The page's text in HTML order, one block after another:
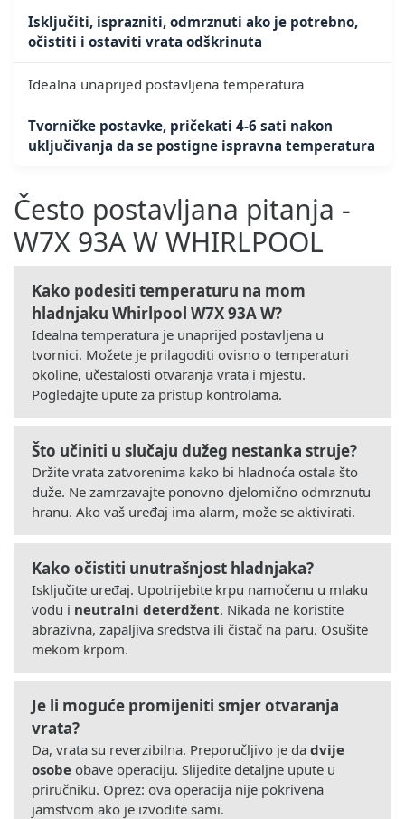
Isključiti, isprazniti, odmrznuti ako je potrebno,
očistiti i ostaviti vrata odškrinuta
Idealna unaprijed postavljena temperatura
Tvorničke postavke, pričekati 4-6 sati nakon
uključivanja da se postigne ispravna temperatura
Često postavljana pitanja -
W7X 93A W WHIRLPOOL
Kako podesiti temperaturu na mom
hladnjaku Whirlpool W7X 93A W?
Idealna temperatura je unaprijed postavljena u
tvornici. Možete je prilagoditi ovisno o temperaturi
okoline, učestalosti otvaranja vrata i mjestu.
Pogledajte upute za pristup kontrolama.
Što učiniti u slučaju dužeg nestanka struje?
Držite vrata zatvorenima kako bi hladnoća ostala što
duže. Ne zamrzavajte ponovno djelomično odmrznutu
hranu. Ako vaš uređaj ima alarm, može se aktivirati.
Kako očistiti unutrašnjost hladnjaka?
Isključite uređaj. Upotrijebite krpu namočenu u mlaku
vodu i neutralni deterdžent. Nikada ne koristite
abrazivna, zapaljiva sredstva ili čistač na paru. Osušite
mekom krpom.
Je li moguće promijeniti smjer otvaranja
vrata?
Da, vrata su reverzibilna. Preporučljivo je da dvije
osobe obave operaciju. Slijedite detaljne upute u
priručniku. Oprez: ova operacija nije pokrivena
jamstvom ako je izvodite sami.